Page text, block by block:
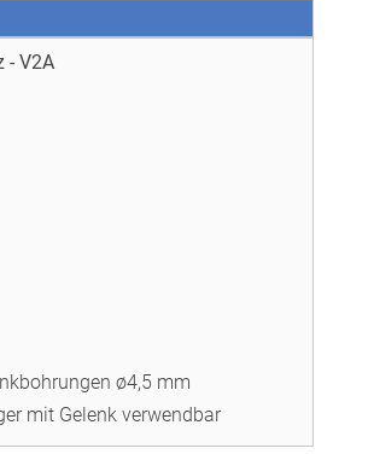
- V2A
ø4,5 mm
mit Gelenk verwendbar